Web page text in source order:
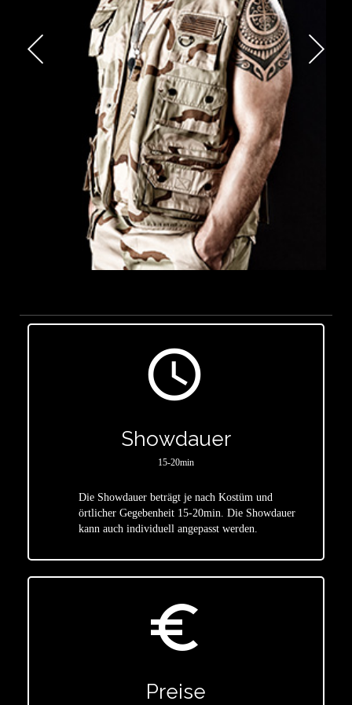
access_time
Showdauer
15-20min
Die Showdauer beträgt je nach Kostüm und
örtlicher Gegebenheit 15-20min. Die Showdauer
kann auch individuell angepasst werden.
euro_symbol
Preise